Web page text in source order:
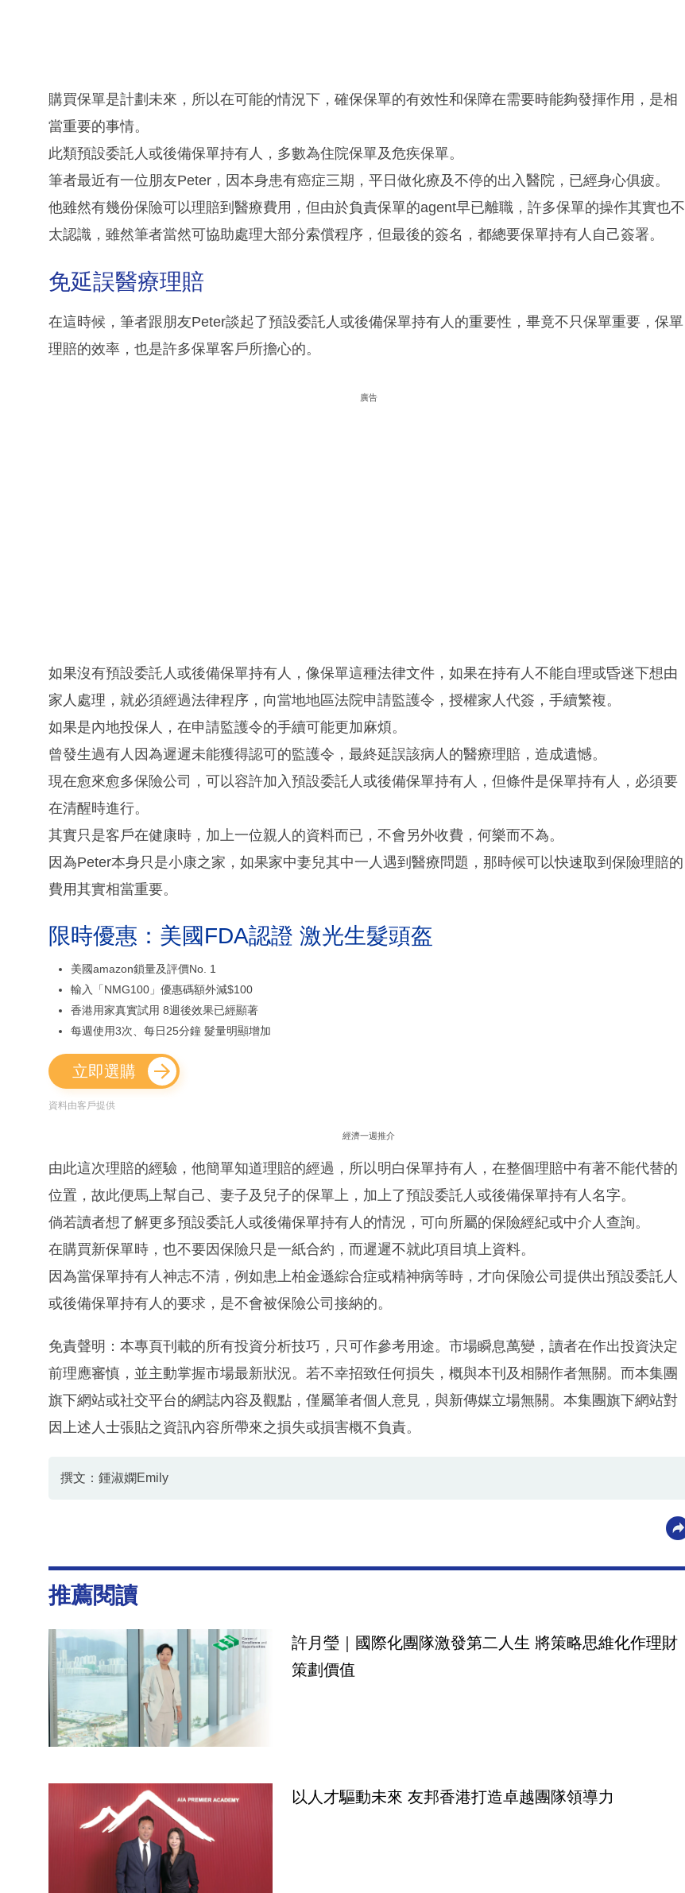
購買保單是計劃未來，所以在可能的情況下，確保保單的有效性和保障在需要時能夠發揮作用，是相
當重要的事情。
此類預設委託人或後備保單持有人，多數為住院保單及危疾保單。
筆者最近有一位朋友Peter，因本身患有癌症三期，平日做化療及不停的出入醫院，已經身心俱疲。
他雖然有幾份保險可以理賠到醫療費用，但由於負責保單的agent早已離職，許多保單的操作其實也不
太認識，雖然筆者當然可協助處理大部分索償程序，但最後的簽名，都總要保單持有人自己簽署。
免延誤醫療理賠
在這時候，筆者跟朋友Peter談起了預設委託人或後備保單持有人的重要性，畢竟不只保單重要，保單
理賠的效率，也是許多保單客戶所擔心的。
廣告
如果沒有預設委託人或後備保單持有人，像保單這種法律文件，如果在持有人不能自理或昏迷下想由
家人處理，就必須經過法律程序，向當地地區法院申請監護令，授權家人代簽，手續繁複。
如果是內地投保人，在申請監護令的手續可能更加麻煩。
曾發生過有人因為遲遲未能獲得認可的監護令，最終延誤該病人的醫療理賠，造成遺憾。
現在愈來愈多保險公司，可以容許加入預設委託人或後備保單持有人，但條件是保單持有人，必須要
在清醒時進行。
其實只是客戶在健康時，加上一位親人的資料而已，不會另外收費，何樂而不為。
因為Peter本身只是小康之家，如果家中妻兒其中一人遇到醫療問題，那時候可以快速取到保險理賠的
費用其實相當重要。
限時優惠：美國FDA認證 激光生髮頭盔
美國amazon鎖量及評價No. 1
輸入「NMG100」優惠碼額外減$100
香港用家真實試用 8週後效果已經顯著
每週使用3次、每日25分鐘 髮量明顯增加
立即選購
資料由客戶提供
經濟一週推介
由此這次理賠的經驗，他簡單知道理賠的經過，所以明白保單持有人，在整個理賠中有著不能代替的
位置，故此便馬上幫自己、妻子及兒子的保單上，加上了預設委託人或後備保單持有人名字。
倘若讀者想了解更多預設委託人或後備保單持有人的情況，可向所屬的保險經紀或中介人查詢。
在購買新保單時，也不要因保險只是一紙合約，而遲遲不就此項目填上資料。
因為當保單持有人神志不清，例如患上柏金遜綜合症或精神病等時，才向保險公司提供出預設委託人
或後備保單持有人的要求，是不會被保險公司接納的。
免責聲明：本專頁刊載的所有投資分析技巧，只可作參考用途。市場瞬息萬變，讀者在作出投資決定
前理應審慎，並主動掌握市場最新狀況。若不幸招致任何損失，概與本刊及相關作者無關。而本集團
旗下網站或社交平台的網誌內容及觀點，僅屬筆者個人意見，與新傳媒立場無關。本集團旗下網站對
因上述人士張貼之資訊內容所帶來之損失或損害概不負責。
撰文：鍾淑嫻Emily
推薦閱讀
許月瑩｜國際化團隊激發第二人生 將策略思維化作理財
策劃價值
以人才驅動未來 友邦香港打造卓越團隊領導力